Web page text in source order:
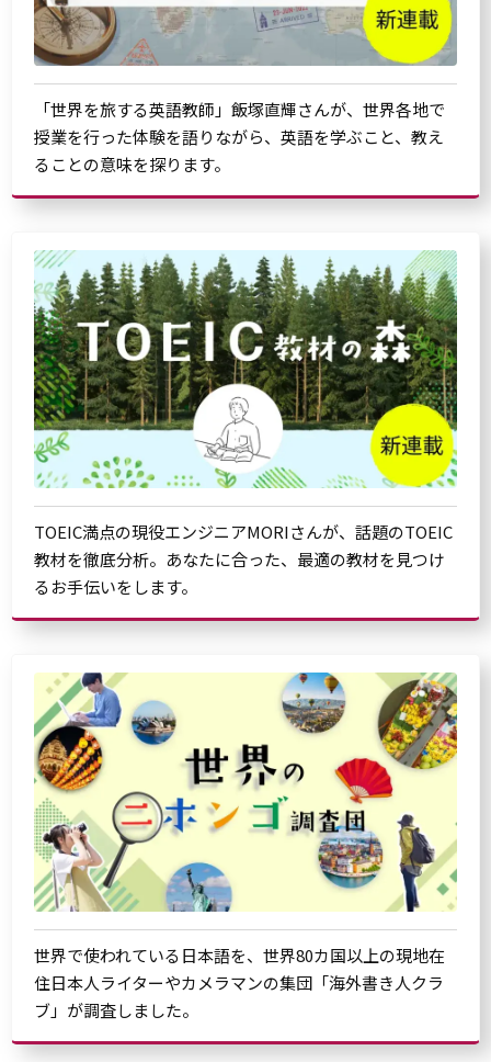
「世界を旅する英語教師」飯塚直輝さんが、世界各地で
授業を行った体験を語りながら、英語を学ぶこと、教え
ることの意味を探ります。
TOEIC満点の現役エンジニアMORIさんが、話題のTOEIC
教材を徹底分析。あなたに合った、最適の教材を見つけ
るお手伝いをします。
世界で使われている日本語を、世界80カ国以上の現地在
住日本人ライターやカメラマンの集団「海外書き人クラ
ブ」が調査しました。